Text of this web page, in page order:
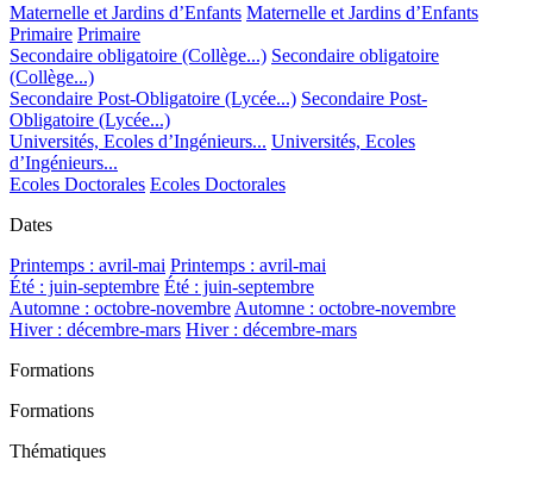
Maternelle et Jardins d’Enfants Maternelle et Jardins d’Enfants
Primaire Primaire
Secondaire obligatoire (Collège...) Secondaire obligatoire
(Collège...)
Secondaire Post-Obligatoire (Lycée...) Secondaire Post-
Obligatoire (Lycée...)
Universités, Ecoles d’Ingénieurs... Universités, Ecoles
d’Ingénieurs...
Ecoles Doctorales Ecoles Doctorales
Dates
Printemps : avril-mai Printemps : avril-mai
Été : juin-septembre Été : juin-septembre
Automne : octobre-novembre Automne : octobre-novembre
Hiver : décembre-mars Hiver : décembre-mars
Formations
Formations
Thématiques